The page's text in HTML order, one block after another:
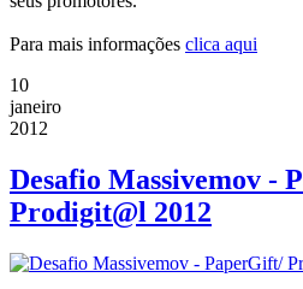
Para mais informações clica aqui
10
janeiro
2012
Desafio Massivemov -
Prodigit@l 2012